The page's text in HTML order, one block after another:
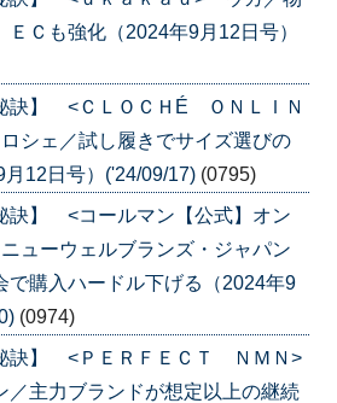
Ｃも強化（2024年9月12日号）
訣】 <ＣＬＯＣＨÉ ＯＮＬＩＮ
ェ／試し履きでサイズ選びの
12日号）('24/09/17) (0795)
訣】 <コールマン【公式】オン
ューウェルブランズ・ジャパン
で購入ハードル下げる（2024年9
(0974)
訣】 <ＰＥＲＦＥＣＴ ＮＭＮ>
主力ブランドが想定以上の継続